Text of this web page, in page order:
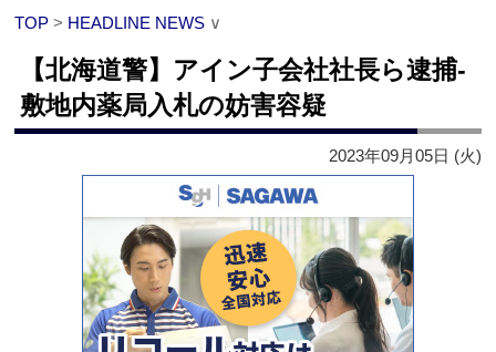
TOP > HEADLINE NEWS ∨
【北海道警】アイン子会社社長ら逮捕‐
敷地内薬局入札の妨害容疑
2023年09月05日 (火)